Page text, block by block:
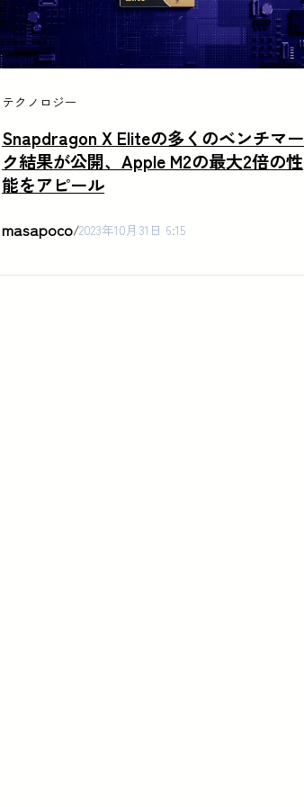
テクノロジー
Snapdragon X Eliteの多くのベンチマー
ク結果が公開、Apple M2の最大2倍の性
能をアピール
masapoco/2023年10月31日 6:15